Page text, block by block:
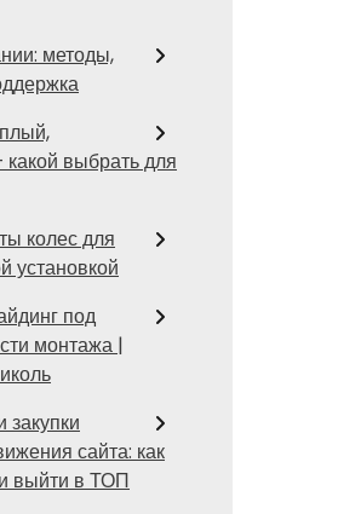
методы,
выбрать для
колес для
установкой
под
монтажа |
закупки
сайта: как
выйти в ТОП